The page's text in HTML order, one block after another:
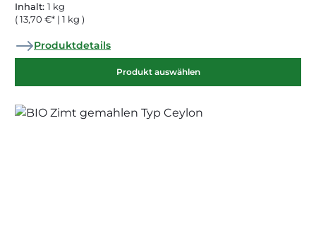
Inhalt: 1 kg
( 13,70 €* | 1 kg )
Produktdetails
Produkt auswählen